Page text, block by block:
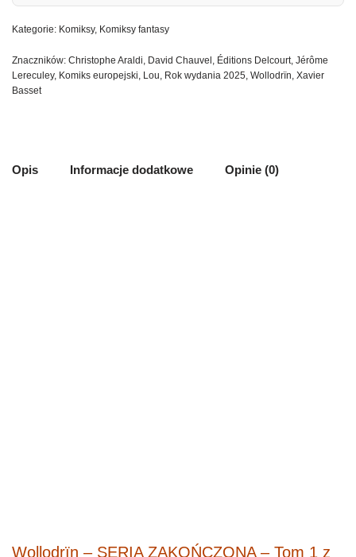
Kategorie: Komiksy, Komiksy fantasy
Znaczników: Christophe Araldi, David Chauvel , Éditions Delcourt, Jérôme
Lereculey, Komiks europejski, Lou, Rok wydania 2025, Wollodrïn, Xavier
Basset
Opis Informacje dodatkowe Opinie (0)
Wollodrïn – SERIA ZAKOŃCZONA– Tom 1 z